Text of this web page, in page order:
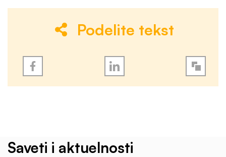
Podelite tekst
Saveti i aktuelnosti